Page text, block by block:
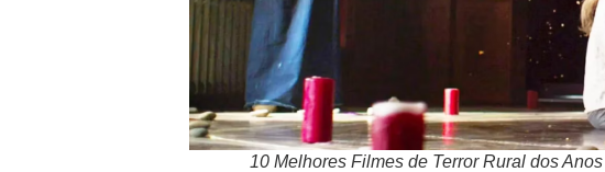
10 Melhores Filmes de Terror Rural dos